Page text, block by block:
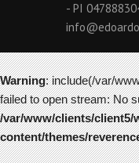
- PI
Warning: include(/var/
failed to open stream: No
/var/www/clients/client5/
content/themes/